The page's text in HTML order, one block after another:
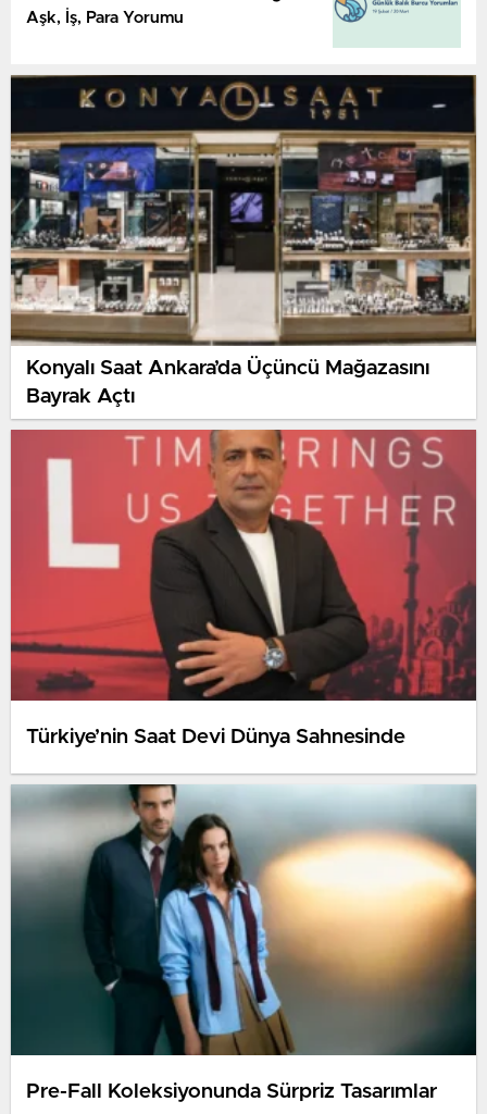
Aşk, İş, Para Yorumu
Konyalı Saat Ankara’da Üçüncü Mağazasını
Bayrak Açtı
Türkiye’nin Saat Devi Dünya Sahnesinde
Pre-Fall Koleksiyonunda Sürpriz Tasarımlar